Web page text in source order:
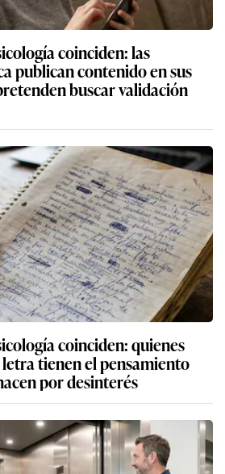
coinciden: las
publican contenido en sus
buscar validación
coinciden: quienes
tienen el pensamiento
por desinterés